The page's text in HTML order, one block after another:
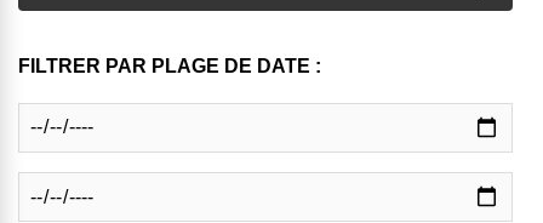
FILTRER PAR PLAGE DE DATE :